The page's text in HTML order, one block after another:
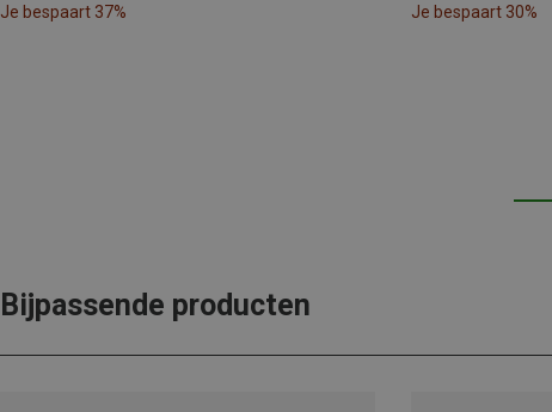
Je bespaart 37% Je bespaart 30%
Bijpassende producten